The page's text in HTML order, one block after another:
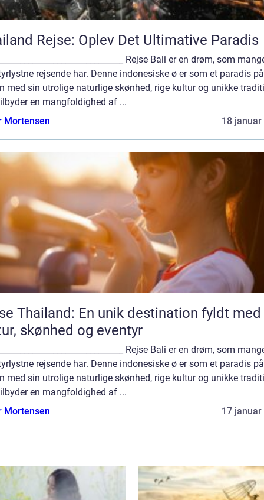
Rejse: Oplev Det Ultimative Paradis
Rejse Bali er en drøm, som
rejsende har. Denne indonesiske ø er som et paradis på
med sin utrolige naturlige skønhed, rige kultur og unikke
en mangfoldighed af ...
Mortensen
18 januar
Thailand: En unik destination fyldt med
skønhed og eventyr
Rejse Bali er en drøm, som
rejsende har. Denne indonesiske ø er som et paradis på
med sin utrolige naturlige skønhed, rige kultur og unikke
en mangfoldighed af ...
Mortensen
17 januar